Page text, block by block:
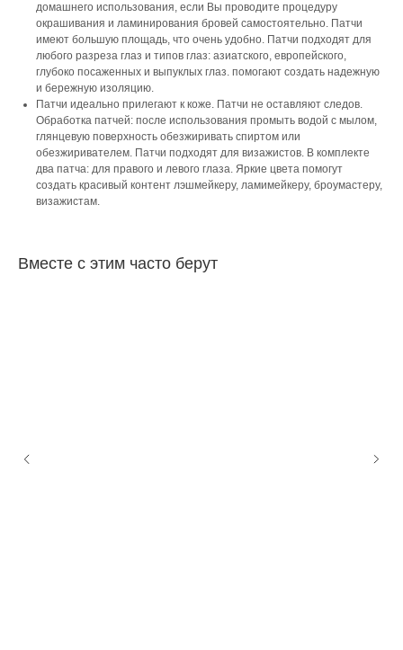
домашнего использования, если Вы проводите процедуру
окрашивания и ламинирования бровей самостоятельно. Патчи
имеют большую площадь, что очень удобно. Патчи подходят для
любого разреза глаз и типов глаз: азиатского, европейского,
глубоко посаженных и выпуклых глаз. помогают создать надежную
и бережную изоляцию.
Патчи идеально прилегают к коже. Патчи не оставляют следов.
Обработка патчей: после использования промыть водой с мылом,
глянцевую поверхность обезжиривать спиртом или
обезжиривателем. Патчи подходят для визажистов. В комплекте
два патча: для правого и левого глаза. Яркие цвета помогут
создать красивый контент лэшмейкеру, ламимейкеру, броумастеру,
визажистам.
Вместе с этим часто берут